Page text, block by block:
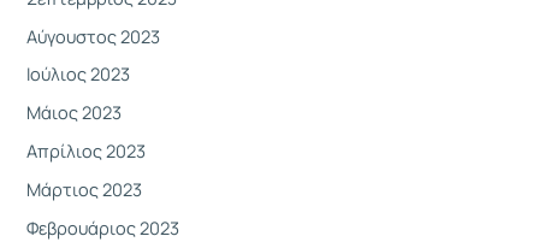
Αύγουστος 2023
Ιούλιος 2023
Μάιος 2023
Απρίλιος 2023
Μάρτιος 2023
Φεβρουάριος 2023